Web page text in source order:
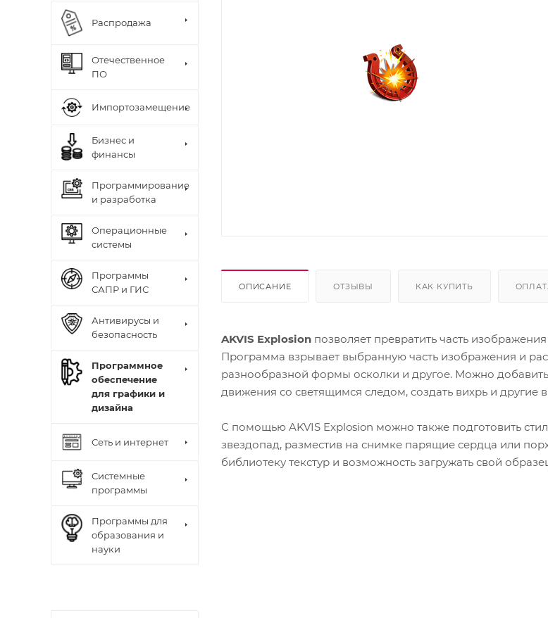
ОПИСАНИЕ ОТЗЫВЫ КАК КУПИТЬ
AKVIS Explosion позволяет превратить часть
Программа взрывает выбранную часть изображения и
разнообразной формы осколки и другое. Можно
движения со светящимся следом, создать вихрь и другие
С помощью AKVIS Explosion можно также подготовить
звездопад, разместив на снимке парящие сердца или
библиотеку текстур и возможность загружать свой
Распродажа
Отечественное
ПО
Импортозамещение
Бизнес и
финансы
Программирование
и разработка
Операционные
системы
Программы
САПР и ГИС
Антивирусы и
безопасность
Программное
обеспечение
для графики и
дизайна
Сеть и интернет
Системные
программы
Программы для
образования и
науки